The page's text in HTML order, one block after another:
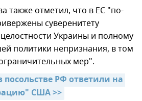
также отметил, что в ЕС "по-
суверенитету
Украины и полному
политики непризнания, в том
мер".
посольстве РФ ответили на
США >>